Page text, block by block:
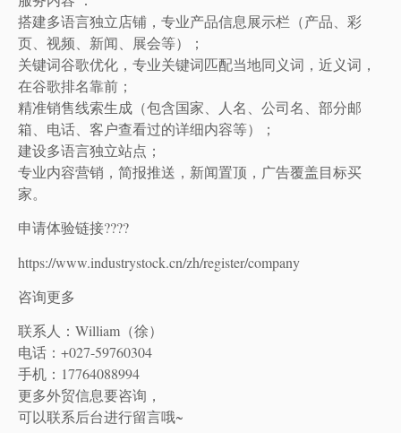
搭建多语言独立店铺，专业产品信息展示栏（产品、彩
页、视频、新闻、展会等）；
关键词谷歌优化，专业关键词匹配当地同义词，近义词，
在谷歌排名靠前；
精准销售线索生成（包含国家、人名、公司名、部分邮
箱、电话、客户查看过的详细内容等）；
建设多语言独立站点；
专业内容营销，简报推送，新闻置顶，广告覆盖目标买
家。
申请体验链接????
https://www.industrystock.cn/zh/register/company
咨询更多
联系人：William（徐）
电话：+027-59760304
手机：17764088994
更多外贸信息要咨询，
可以联系后台进行留言哦~